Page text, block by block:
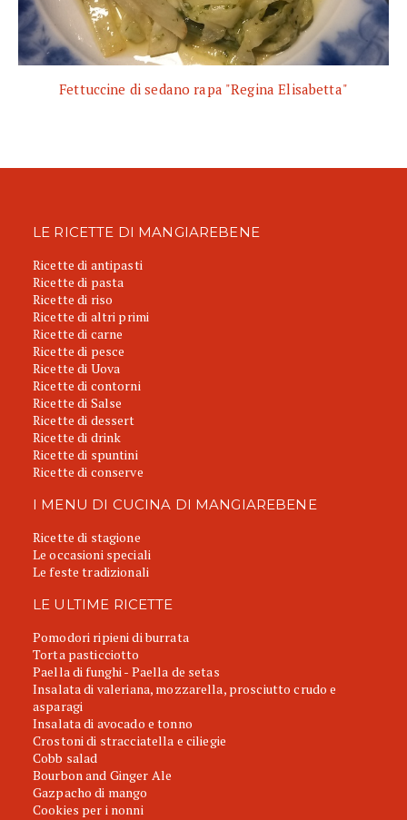
Fettuccine di sedano rapa "Regina Elisabetta"
LE RICETTE DI MANGIAREBENE
Ricette di antipasti
Ricette di pasta
Ricette di riso
Ricette di altri primi
Ricette di carne
Ricette di pesce
Ricette di Uova
Ricette di contorni
Ricette di Salse
Ricette di dessert
Ricette di drink
Ricette di spuntini
Ricette di conserve
I MENU DI CUCINA DI MANGIAREBENE
Ricette di stagione
Le occasioni speciali
Le feste tradizionali
LE ULTIME RICETTE
Pomodori ripieni di burrata
Torta pasticciotto
Paella di funghi - Paella de setas
Insalata di valeriana, mozzarella, prosciutto crudo e
asparagi
Insalata di avocado e tonno
Crostoni di stracciatella e ciliegie
Cobb salad
Bourbon and Ginger Ale
Gazpacho di mango
Cookies per i nonni